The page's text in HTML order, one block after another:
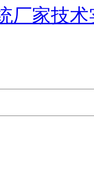
厂家技术